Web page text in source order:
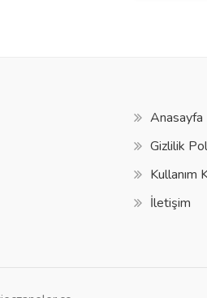
Anasayfa
Gizlilik
Kullanım
İletişim